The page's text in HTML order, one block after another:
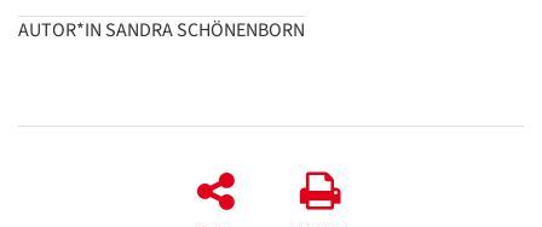
AUTOR*IN SANDRA SCHÖNENBORN